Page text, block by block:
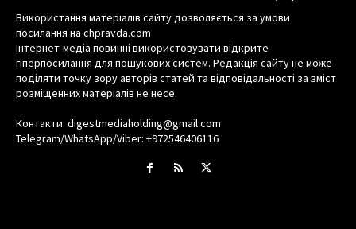
Використання матеріалів сайту дозволяється за умови
посилання на chpravda.com
Інтернет-медіа повинні використовувати відкрите
гіперпосилання для пошукових систем. Редакція сайту не може
поділяти точку зору авторів статей та відповідальності за зміст
розміщенних матеріалів не несе.
Контакти: digestmediaholding@gmail.com
Telegram/WhatsApp/Viber: +972546406116